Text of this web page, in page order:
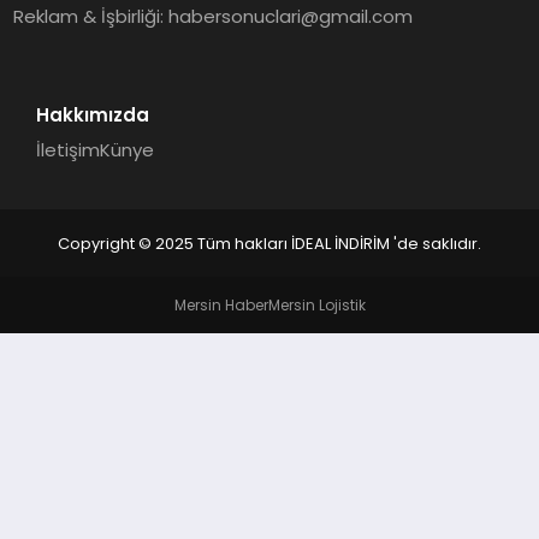
Reklam & İşbirliği:habersonuclari@gmail.com
Hakkımızda
İletişimKünye
Copyright © 2025 Tüm hakları İDEAL İNDİRİM 'de saklıdır.
Mersin HaberMersin Lojistik